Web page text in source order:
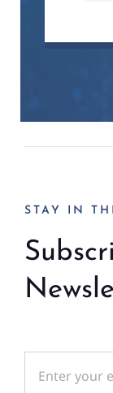
STAY IN